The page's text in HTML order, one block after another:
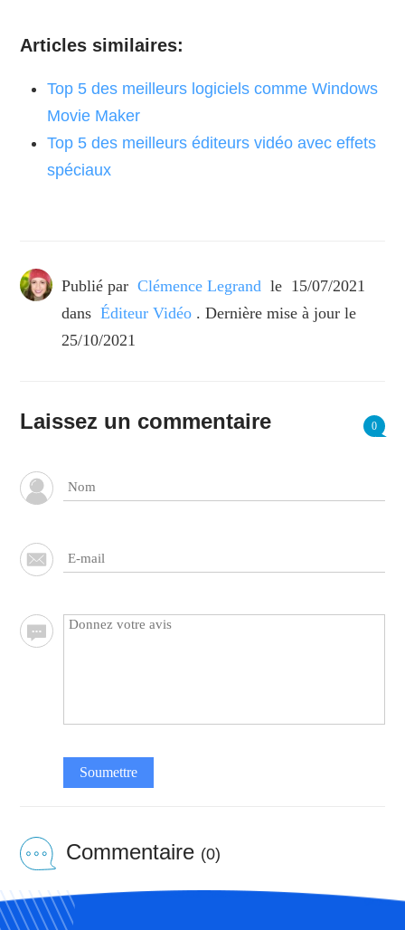
Articles similaires:
Top 5 des meilleurs logiciels comme Windows
Movie Maker
Top 5 des meilleurs éditeurs vidéo avec effets
spéciaux
Publié par Clémence Legrand le 15/07/2021
dans Éditeur Vidéo . Dernière mise à jour le
25/10/2021
Laissez un commentaire 0
Soumettre
Commentaire (0)